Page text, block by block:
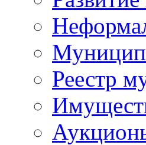
Реестр